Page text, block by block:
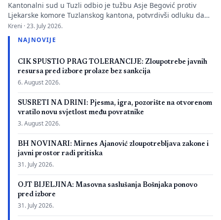
Kantonalni sud u Tuzli odbio je tužbu Asje Begović protiv
Ljekarske komore Tuzlanskog kantona, potvrdivši odluku da
joj se ne izda, odnosno ne obnovi licenca za samostalan rad
zbog neispunjavanja propisanih uslova. Presuda bi mogla
imati značaj i za druge postupke koje bivši studenti spornih
Hercegovini. […]
Kreni ·23. July 2026.
NAJNOVIJE
CIK SPUSTIO PRAG TOLERANCIJE: Zloupotrebe javnih
resursa pred izbore prolaze bez sankcija
6. August 2026.
SUSRETI NA DRINI: Pjesma, igra, pozorište na otvorenom
vratilo novu svjetlost među povratnike
3. August 2026.
BH NOVINARI: Mirnes Ajanović zloupotrebljava zakone i
javni prostor radi pritiska
31. July 2026.
OJT BIJELJINA: Masovna saslušanja Bošnjaka ponovo
pred izbore
31. July 2026.